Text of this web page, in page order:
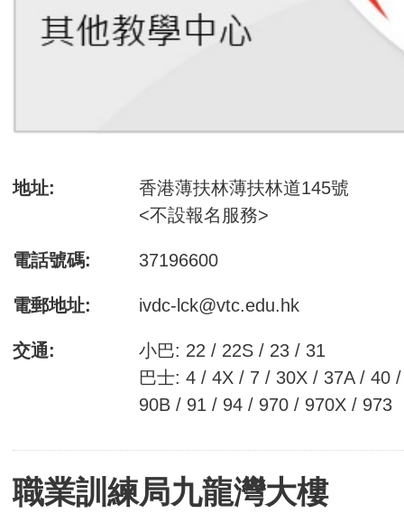
地址:
香港薄扶林薄扶林道145號
<不設報名服務>
電話號碼: 37196600
電郵地址: ivdc-lck@vtc.edu.hk
交通:
小巴: 22 / 22S / 23 / 31
巴士: 4 / 4X / 7 / 30X / 37A / 40
90B / 91 / 94 / 970 / 970X / 973
職業訓練局九龍灣大樓